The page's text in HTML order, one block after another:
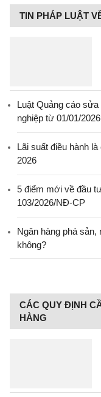
TIN PHÁP LUẬT
Luật Quảng cáo
nghiệp từ 01/01/
Lãi suất điều hành
2026
5 điểm mới về đầu
103/2026/NĐ-CP
Ngân hàng phá
không?
CÁC QUY ĐỊNH
HÀNG